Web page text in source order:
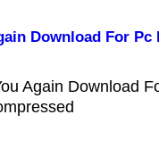
Download For Pc
Again Download